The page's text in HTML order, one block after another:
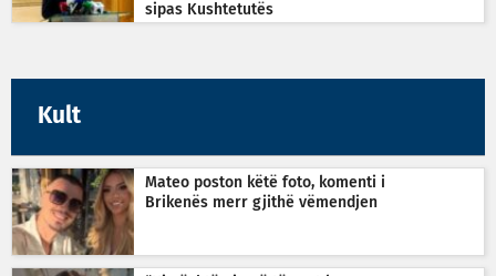
sipas Kushtetutës
Kult
Mateo poston këtë foto, komenti i
Brikenës merr gjithë vëmendjen